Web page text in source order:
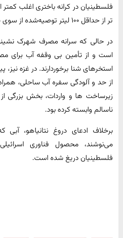
تر از حداقل ۱۰۰ لیتر توصیه‌شده از سوی سازمان جهانی بهداشت است.
است و از تأمین بی‌ وقفه آب برای
استخرهای شنا برخوردارند. در غزه
از حد و آلودگی سفره آب ساحلی،
زیرساخت‌ ها و واردات، بخش بزرگی
ناسالم وابسته کرده بود.
برخلاف ادعای دروغ نتانیاهو، آبی
می‌نوشند، محصول فناوری
فلسطینیان دریغ شده است.